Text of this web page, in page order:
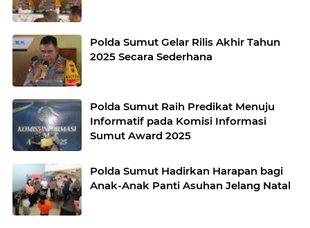
Polda Sumut Gelar Rilis Akhir Tahun
2025 Secara Sederhana
Polda Sumut Raih Predikat Menuju
Informatif pada Komisi Informasi
Sumut Award 2025
Polda Sumut Hadirkan Harapan bagi
Anak-Anak Panti Asuhan Jelang Natal